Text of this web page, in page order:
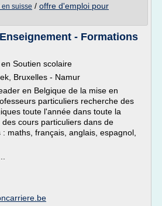
suisse / offre d'emploi pour
- Formations
Soutien scolaire
Bruxelles - Namur
en Belgique de la mise en
particuliers recherche des
toute l'année dans toute la
cours particuliers dans de
maths, français, anglais, espagnol,